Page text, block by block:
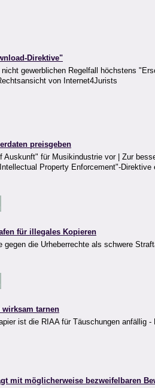
Direktive"
gewerblichen Regelfall höchstens
von Internet4Jurists
preisgeben
Auskunft" für Musikindustrie vor | Zur
Property Enforcement"-Direktive
für illegales Kopieren
gegen die Urheberrechte als schwere
wirksam tarnen
ist die RIAA für Täuschungen anfällig
mit möglicherweise bezweifelbaren